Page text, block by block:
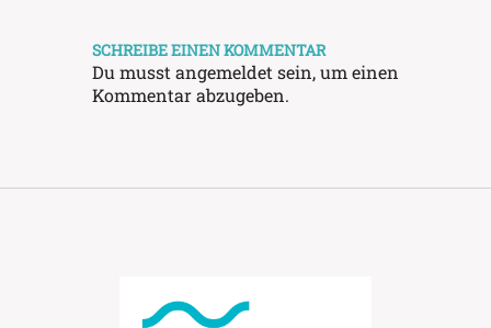
SCHREIBE EINEN KOMMENTAR
Du musst angemeldet sein, um einen
Kommentar abzugeben.